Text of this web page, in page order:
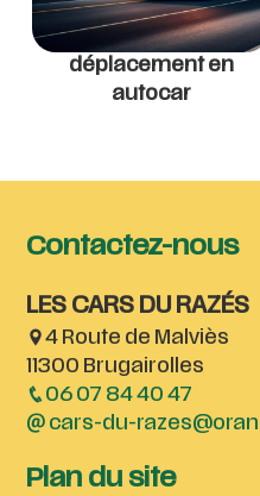
déplacement en
autocar
Contactez-nous
LES CARS DU RAZÉS
4 Route de Malviès
11300 Brugairolles
06 07 84 40 47
cars-du-
Plan du site